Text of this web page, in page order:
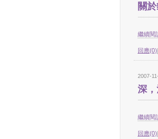
關
繼續閱
回應(0)|
2007-
深，
繼續閱
回應(0)|